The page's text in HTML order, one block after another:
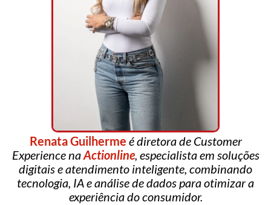
Renata Guilherme é diretora de Customer
Experience naActionline, especialista em soluções
digitais e atendimento inteligente, combinando
tecnologia, IA e análise de dados para otimizar a
experiência do consumidor.